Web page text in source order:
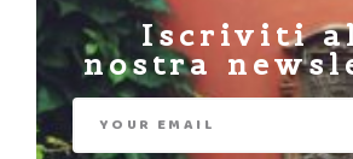
Iscriviti
nostra